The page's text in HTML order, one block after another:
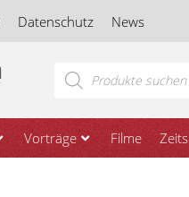
Datenschutz News
Products
search
Vorträge Filme